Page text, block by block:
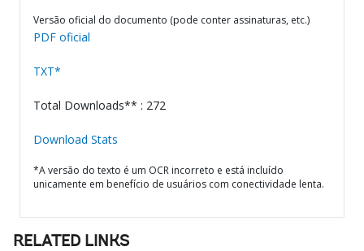
Versão oficial do documento (pode conter assinaturas, etc.)
PDF oficial
TXT*
Total Downloads** : 272
Download Stats
*A versão do texto é um OCR incorreto e está incluído
unicamente em benefício de usuários com conectividade lenta.
RELATED LINKS